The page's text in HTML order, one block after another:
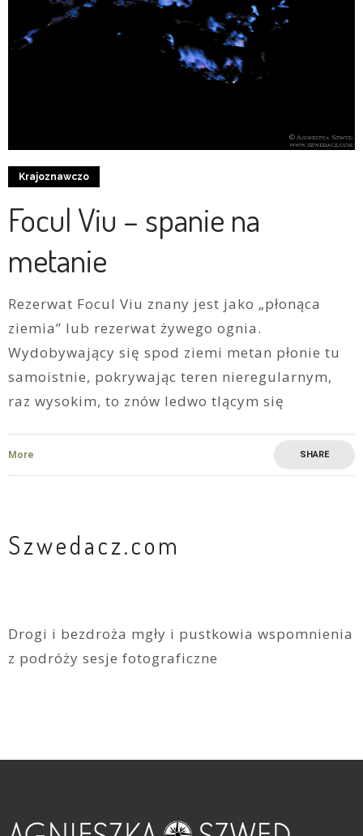
Krajoznawczo
Focul Viu – spanie na
metanie
Rezerwat Focul Viu znany jest jako „płonąca
ziemia” lub rezerwat żywego ognia.
Wydobywający się spod ziemi metan płonie tu
samoistnie, pokrywając teren nieregularnym,
raz wysokim, to znów ledwo tlącym się
More SHARE
Szwedacz.com
Drogi i bezdroża mgły i pustkowia wspomnienia
z podróży sesje fotograficzne